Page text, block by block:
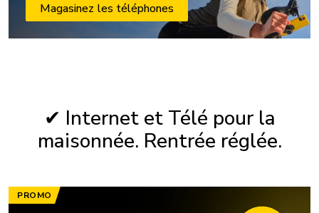
Magasinez les téléphones
✔ Internet et Télé pour la
maisonnée. Rentrée réglée.
PROMO